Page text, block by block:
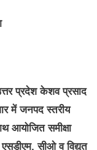
प्रदेश केशव प्रसाद
में जनपद स्तरीय
आयोजित समीक्षा
सीओ व विद्युत